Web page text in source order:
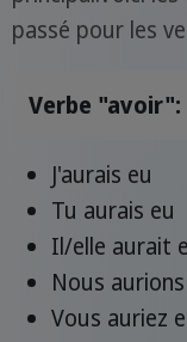
passé pour les
Verbe "avoir":
J'aurais eu
Tu aurais eu
Il/elle aurait
Nous
Vous auriez